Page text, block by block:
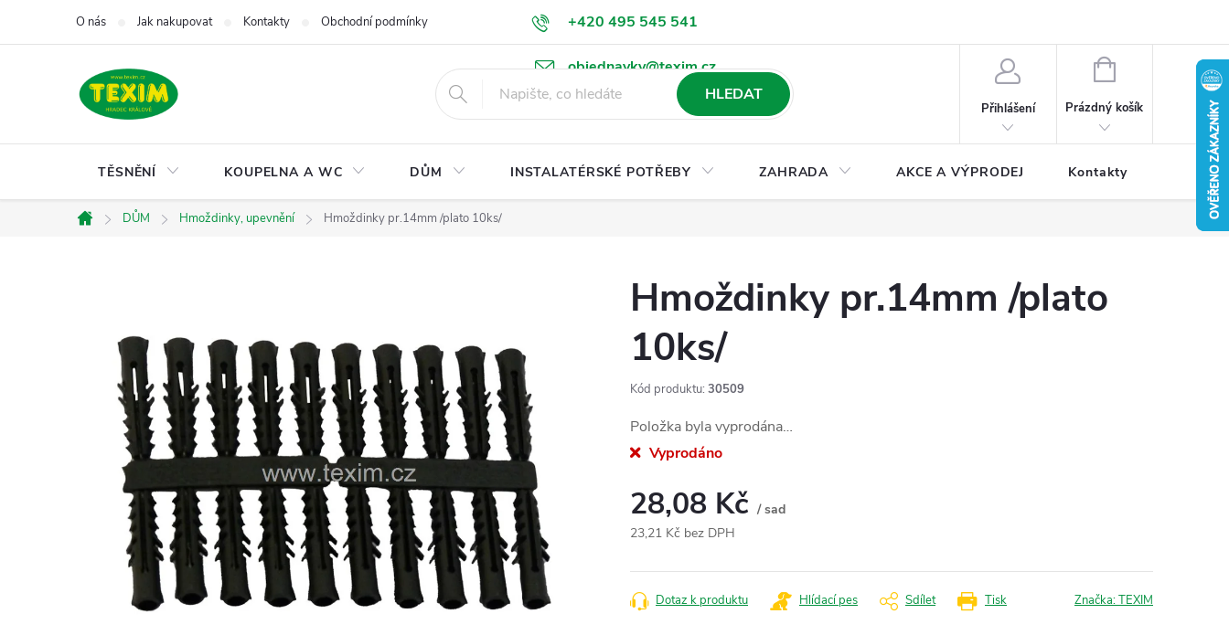
+420 495 545 541
objednavky@texim.cz
O nás Jak nakupovat Kontakty Obchodní podmínky Podmínky ochrany osobních údajů Ke stažení
HLEDAT
Přihlášení
NÁKUPNÍ
Prázdný košík
TĚSNĚNÍ KOUPELNA A WC DŮM INSTALATÉRSKÉ POTŘEBY ZAHRADA AKCE A VÝPRODEJ Kontakty
Domů
DŮM Hmoždinky, upevnění Hmoždinky pr.14mm /plato 10ks/
Hmoždinky pr.14mm /plato
10ks/
Kód produktu: 30509
Položka byla vyprodána…
Vyprodáno
28,08 Kč / sad
23,21 Kč bez DPH
cena:
Tisk
Dotaz k produktu Hlídací pes Sdílet Značka:TEXIM